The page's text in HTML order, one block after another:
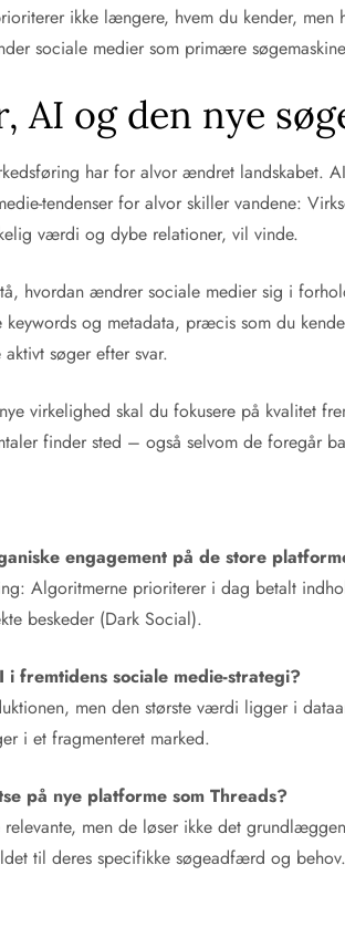
ikke længere, hvem du kender,
sociale medier som primære
AI og den nye
har for alvor ændret landskabet.
tendenser for alvor skiller vandene:
værdi og dybe relationer, vil vinde.
hvordan ændrer sociale medier sig i
keywords og metadata, præcis som du
søger efter svar.
virkelighed skal du fokusere på kvalitet
finder sted – også selvom de foregår
engagement på de store
Algoritmerne prioriterer i dag betalt
beskeder (Dark Social).
fremtidens sociale medie-strategi?
men den største værdi ligger i
i et fragmenteret marked.
på nye platforme som Threads?
men de løser ikke det
til deres specifikke søgeadfærd og behov.